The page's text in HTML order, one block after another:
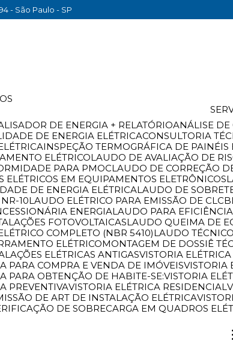
- São Paulo - SP
DE ENERGIA + RELATÓRIO
ANÁLISE
DE ENERGIA ELÉTRICA CONSULTORIA
INSPEÇÃO TERMOGRÁFICA DE PAINÉIS
ELÉTRICO LAUDO DE AVALIAÇÃO DE
PARA PMOC LAUDO DE CORREÇÃO
ELÉTRICOS EM EQUIPAMENTOS ELETRÔNICOS
DE ENERGIA ELÉTRICA LAUDO DE
10 LAUDO ELÉTRICO PARA EMISSÃO DE CLCB
ENERGIA LAUDO PARA
FOTOVOLTAICAS LAUDO QUEIMA DE
COMPLETO (NBR 5410)
LAUDO
ELÉTRICO
MONTAGEM DE DOSSIÊ
ELÉTRICAS ANTIGAS VISTORIA
PARA COMPRA E VENDA DE IMÓVEIS
PARA OBTENÇÃO DE HABITE-SE: VISTORIA
PREVENTIVA VISTORIA ELÉTRICA RESIDENCIAL
DE ART DE INSTALAÇÃO ELÉTRICA
DE SOBRECARGA EM QUADROS